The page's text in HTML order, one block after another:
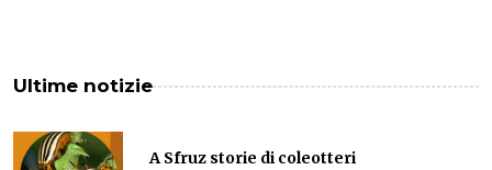
Ultime notizie
A Sfruz storie di coleotteri